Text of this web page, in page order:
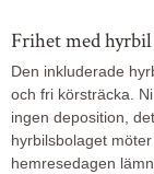
Frihet med
Den inkluderade
och fri körsträcka.
ingen deposition,
hyrbilsbolaget
hemresedagen